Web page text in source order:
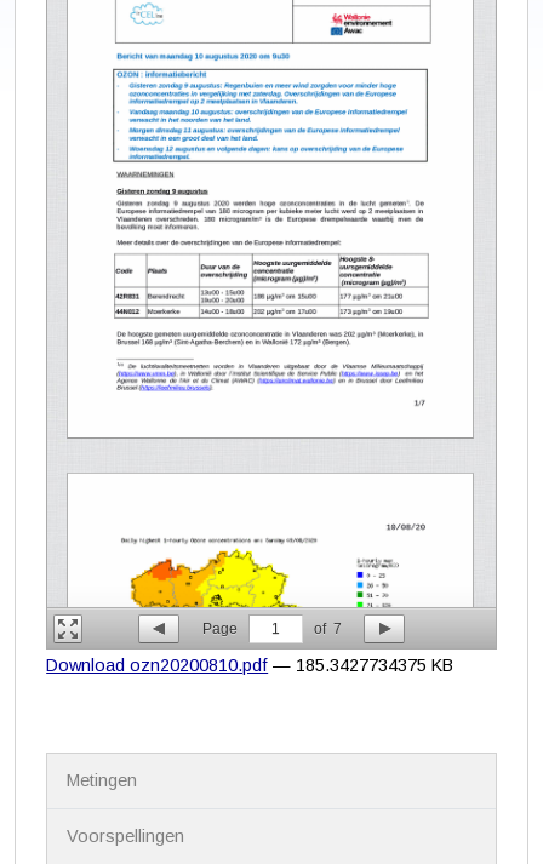
Page 1 of 7
Download ozn20200810.pdf — 185.3427734375 KB
Metingen
Voorspellingen